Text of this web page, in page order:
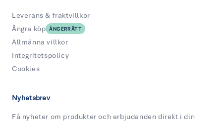
Leverans & fraktvillkor
Ångra köp ÅNGERRÄTT
Allmänna villkor
Integritetspolicy
Cookies
Nyhetsbrev
Få nyheter om produkter och erbjudanden direkt i din